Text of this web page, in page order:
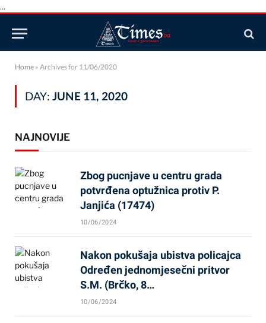
...
Home » Archives for 11/06/2020
DAY: JUNE 11, 2020
NAJNOVIJE
Zbog pucnjave u centru grada
potvrđena optužnica protiv P.
Janjića (17474)
10/06/2024
Nakon pokušaja ubistva policajca
Određen jednomjesečni pritvor
S.M. (Brčko, 8…
10/06/2024